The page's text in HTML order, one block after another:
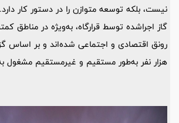
نیست، بلکه توسعه متوازن را در دستور کار
گاز اجراشده توسط قرارگاه، به‌ویژه در مناطق
هزار نفر به‌طور مستقیم و غیرمستقیم مشغول